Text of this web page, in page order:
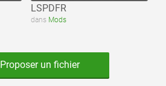
LSPDFR
dans Mods
Proposer un fichier